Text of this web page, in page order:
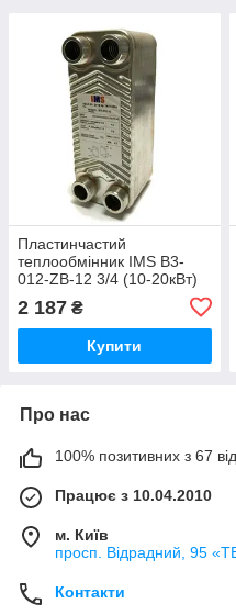
Пластинчастий
теплообмінник IMS В3-
012-ZB-12 3/4 (10-20кВт)
2 187 ₴
Купити
Про нас
100% позитивних з 67
Працює з 10.04.2010
м. Київ
просп. Відрадний, 95
Контакти